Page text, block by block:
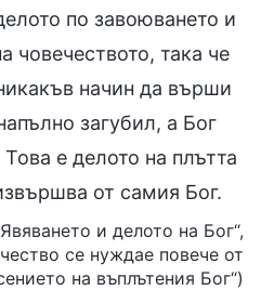
по завоюването и
човечеството, така че
начин да върши
загубил, а Бог
е делото на плътта
от самия Бог.
и делото на Бог“,
се нуждае повече от
на въплътения Бог“)